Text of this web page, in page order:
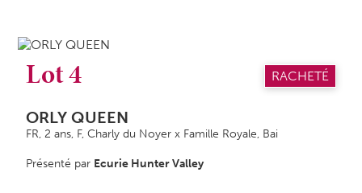
Lot 4 RACHETÉ
ORLY QUEEN
FR, 2 ans, F, Charly du Noyer x Famille Royale, Bai
Présenté par Ecurie Hunter Valley